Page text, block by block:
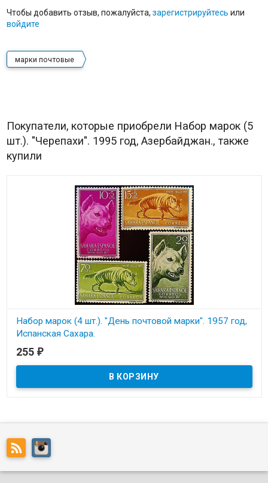
Чтобы добавить отзыв, пожалуйста, зарегистрируйтесь или
войдите
марки почтовые
Покупатели, которые приобрели Набор марок (5
шт.). "Черепахи". 1995 год, Азербайджан., также
купили
Набор марок (4 шт.). "День почтовой марки". 1957 год,
Испанская Сахара.
В наличии
255 ₽